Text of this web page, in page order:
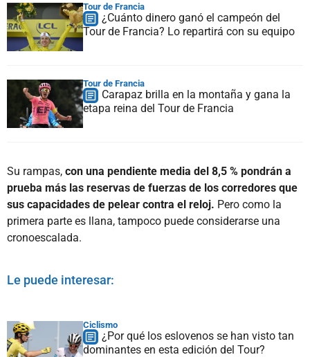
Tour de Francia
¿Cuánto dinero ganó el campeón del
Tour de Francia? Lo repartirá con su equipo
Tour de Francia
Carapaz brilla en la montaña y gana la
etapa reina del Tour de Francia
Su rampas, con una pendiente media del 8,5 % pondrán a
prueba más las reservas de fuerzas de los corredores que
sus capacidades de pelear contra el reloj. Pero como la
primera parte es llana, tampoco puede considerarse una
cronoescalada.
Le puede interesar:
Ciclismo
¿Por qué los eslovenos se han visto tan
dominantes en esta edición del Tour?